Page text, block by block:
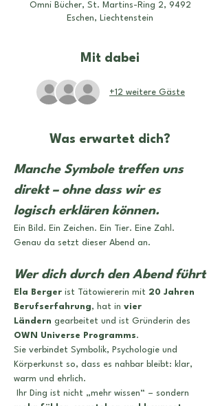
Omni Bücher, St. Martins-Ring 2, 9492
Eschen, Liechtenstein
Mit dabei
+12 weitere Gäste
Was erwartet dich?
Manche Symbole treffen uns
direkt – ohne dass wir es
logisch erklären können.
Ein Bild. Ein Zeichen. Ein Tier. Eine Zahl.
Genau da setzt dieser Abend an.
Wer dich durch den Abend führt
Ela Berger ist Tätowiererin mit 20 Jahren
Berufserfahrung, hat in vier
Ländern gearbeitet und ist Gründerin des
OWN Universe Programms.
Sie verbindet Symbolik, Psychologie und
Körperkunst so, dass es nahbar bleibt: klar,
warm und ehrlich.
Ihr Ding ist nicht „mehr wissen“ – sondern